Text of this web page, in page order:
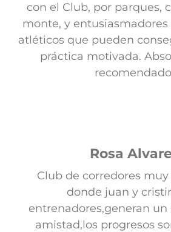
con el Club, por parques,
monte, y
atléticos que pueden
práctica motivada.
Rosa
Club de corredores
donde juan y
entrenadores,generan
amistad,los progresos